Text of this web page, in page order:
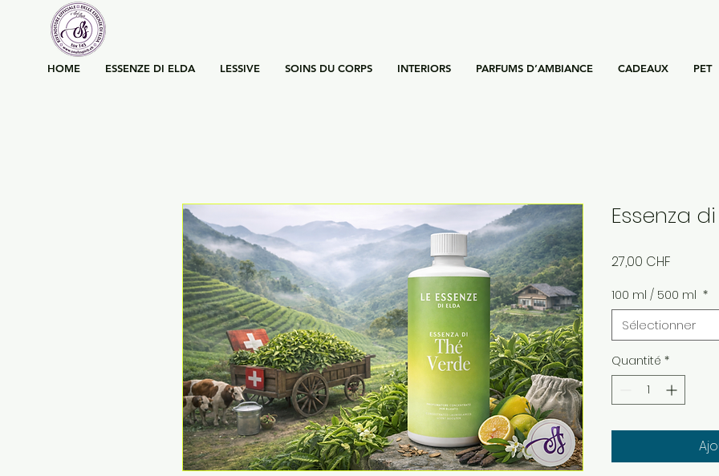
HOME ESSENZE DI ELDA LESSIVE SOINS DU CORPS INTERIORS PARFUMS D’AMBIANCE CADEAUX PET
Essenza
27,00 CHF
100 ml / 500 ml *
Sélectionner
Quantité *